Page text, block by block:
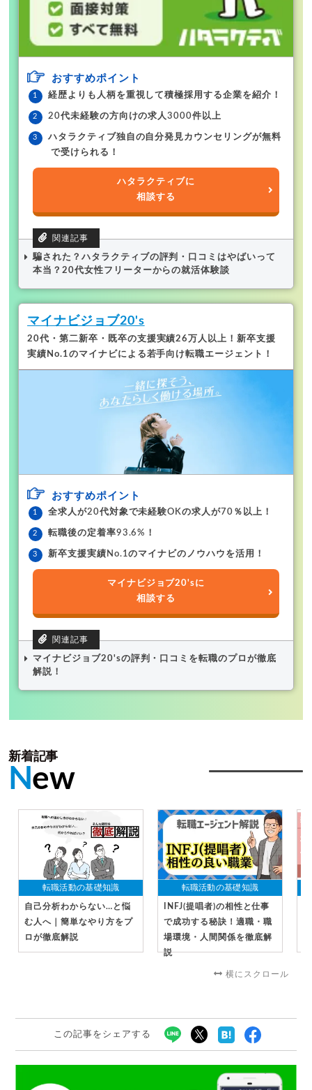
おすすめポイント
経歴よりも人柄を重視して積極採用する企業を紹介！
20代未経験の方向けの求人3000件以上
ハタラクティブ独自の自分発見カウンセリングが無料
で受けられる！
ハタラクティブに
相談する
騙された？ハタラクティブの評判・口コミはやばいって
本当？20代女性フリーターからの就活体験談
マイナビジョブ20's
20代・第二新卒・既卒の支援実績26万人以上！新卒支援
実績No.1のマイナビによる若手向け転職エージェント！
おすすめポイント
全求人が20代対象で未経験OKの求人が70％以上！
転職後の定着率93.6%！
新卒支援実績No.1のマイナビのノウハウを活用！
マイナビジョブ20'sに
相談する
マイナビジョブ20'sの評判・口コミを転職のプロが徹底
解説！
新着記事
New
転職活動の基礎知識
自己分析わからない…と悩
む人へ｜簡単なやり方をプ
ロが徹底解説
転職活動の基礎知識
INFJ(提唱者)の相性と仕事
で成功する秘訣！適職・職
場環境・人間関係を徹底解
説
横にスクロール
この記事をシェアする